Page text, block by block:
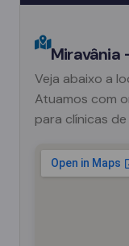
Miravânia
Veja abaixo a
Atuamos com
para clínicas